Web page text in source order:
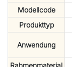
Modellcode
Produkttyp
Anwendung